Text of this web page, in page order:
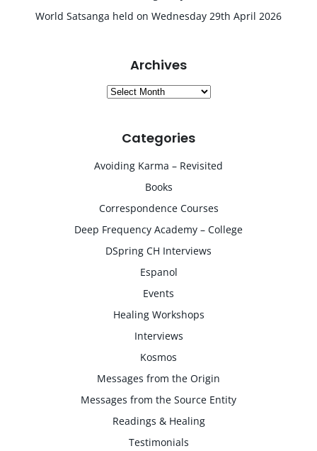
World Satsanga held on Wednesday 29th April 2026
Archives
Archives
Categories
Avoiding Karma – Revisited
Books
Correspondence Courses
Deep Frequency Academy – College
DSpring CH Interviews
Espanol
Events
Healing Workshops
Interviews
Kosmos
Messages from the Origin
Messages from the Source Entity
Readings & Healing
Testimonials